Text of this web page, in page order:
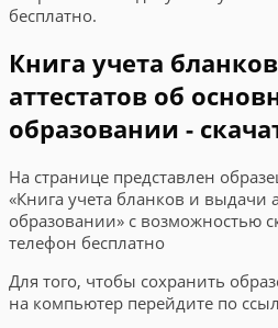
бесплатно.
Книга учета
аттестатов об
образовании -
На странице представлен
«Книга учета бланков и выдачи
образовании» с возможностью
телефон бесплатно
Для того, чтобы сохранить
на компьютер перейдите по